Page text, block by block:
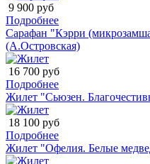
9 900 руб
Подробнее
Сарафан "Кэрри
(А.Островская)
16 700 руб
Подробнее
Жилет "Сьюзен.
18 100 руб
Подробнее
Жилет "Офелия. Белые